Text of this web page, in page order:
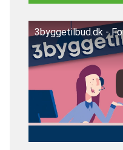
3byggetilbud.dk -